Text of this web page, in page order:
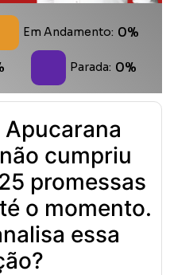
Em Andamento: 0%
Parada: 0%
cumpriu
promessas
o momento.
essa